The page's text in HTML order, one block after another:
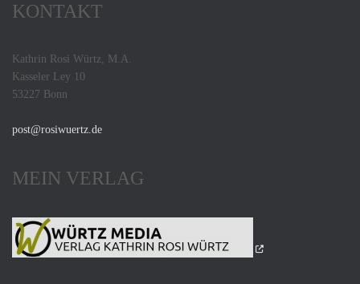
KONTAKT
Kathrin Rosi Würtz, M.A.
Kasseler Ley 10
53227 Bonn
post@rosiwuertz.de
MEIN VERLAG